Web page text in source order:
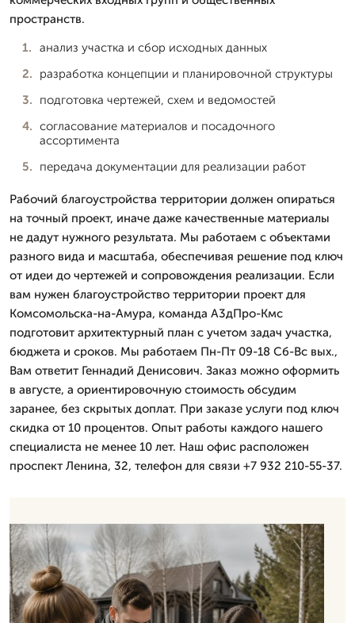
пространств.
анализ участка и сбор исходных данных
разработка концепции и планировочной структуры
подготовка чертежей, схем и ведомостей
согласование материалов и посадочного
ассортимента
передача документации для реализации работ
Рабочий благоустройства территории должен опираться
на точный проект, иначе даже качественные материалы
не дадут нужного результата. Мы работаем с объектами
разного вида и масштаба, обеспечивая решение под ключ
от идеи до чертежей и сопровождения реализации. Если
вам нужен благоустройство территории проект для
Комсомольска-на-Амура, команда А3дПро-Кмс
подготовит архитектурный план с учетом задач участка,
бюджета и сроков. Мы работаем Пн-Пт 09-18 Сб-Вс вых.,
Вам ответит Геннадий Денисович. Заказ можно оформить
в августе, а ориентировочную стоимость обсудим
заранее, без скрытых доплат. При заказе услуги под ключ
скидка от 10 процентов. Опыт работы каждого нашего
специалиста не менее 10 лет. Наш офис расположен
проспект Ленина, 32, телефон для связи +7 932 210-55-37.